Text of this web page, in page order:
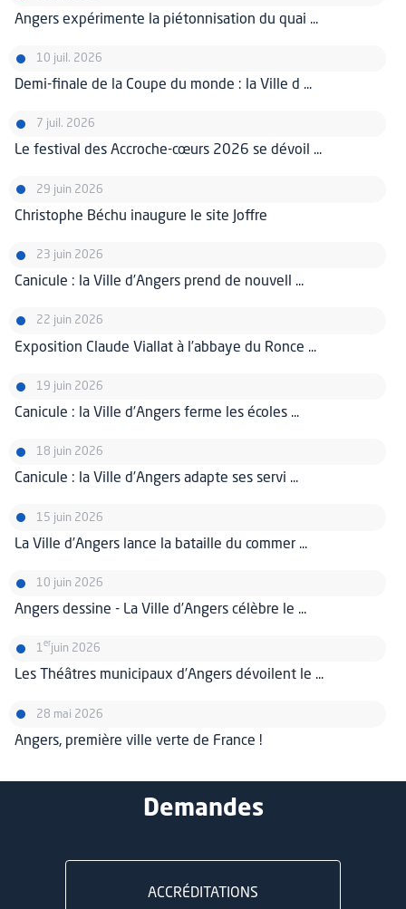
Angers expérimente la piétonnisation du quai ...
10 juil. 2026
Demi-finale de la Coupe du monde : la Ville d ...
7 juil. 2026
Le festival des Accroche-cœurs 2026 se dévoil ...
29 juin 2026
Christophe Béchu inaugure le site Joffre
23 juin 2026
Canicule : la Ville d’Angers prend de nouvell ...
22 juin 2026
Exposition Claude Viallat à l’abbaye du Ronce ...
19 juin 2026
Canicule : la Ville d’Angers ferme les écoles ...
18 juin 2026
Canicule : la Ville d’Angers adapte ses servi ...
15 juin 2026
La Ville d’Angers lance la bataille du commer ...
10 juin 2026
Angers dessine - La Ville d’Angers célèbre le ...
1erjuin 2026
Les Théâtres municipaux d’Angers dévoilent le ...
28 mai 2026
Angers, première ville verte de France !
Demandes
ACCRÉDITATIONS